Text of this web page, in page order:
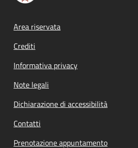
Footer menu
Area riservata
Crediti
Informativa privacy
Note legali
Dichiarazione di accessibilità
Contatti
Prenotazione appuntamento